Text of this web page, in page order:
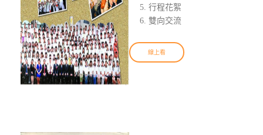
行程花絮
雙向交流
線上看